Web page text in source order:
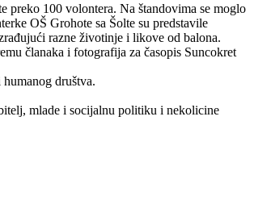
preko 100 volontera. Na štandovima se moglo
OŠ Grohote sa Šolte su predstavile
razne životinje i likove od balona.
članaka i fotografija za časopis Suncokret
društva.
mlade i socijalnu politiku i nekolicine